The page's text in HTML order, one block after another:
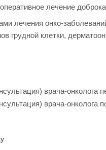
лечение
лечения онко-
грудной клетки,
врача-онколога
врача-онколога